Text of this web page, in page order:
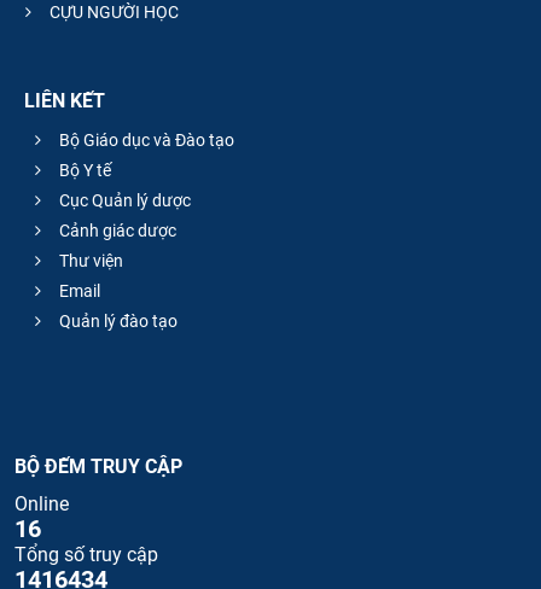
CỰU NGƯỜI HỌC
LIÊN KẾT
Bộ Giáo dục và Đào tạo
Bộ Y tế
Cục Quản lý dược
Cảnh giác dược
Thư viện
Email
Quản lý đào tạo
BỘ ĐẾM TRUY CẬP
Online
16
Tổng số truy cập
1416434